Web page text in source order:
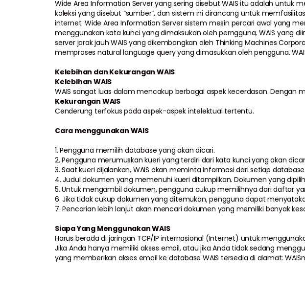
Wide Area Information Server yang sering disebut WAIS itu adalah
koleksi yang disebut “sumber”, dan sistem ini dirancang untuk
internet. Wide Area Information Server sistem mesin percari awal yang
menggunakan kata kunci yang dimaksukan oleh perngguna, WAIS yang
server jarak jauh WAIS yang dikembangkan oleh Thinking Machines
memproses natural language query yang dimasukkan oleh pengguna.
Kelebihan dan Kekurangan WAIS
Kelebihan WAIS
WAIS sangat luas dalam mencakup berbagai aspek kecerdasan. Dengan
Kekurangan WAIS
Cenderung terfokus pada aspek-aspek intelektual tertentu.
Cara menggunakan WAIS
1. Pengguna memilih database yang akan dicari.
2. Pengguna merumuskan kueri yang terdiri dari kata kunci yang akan
3. Saat kueri dijalankan, WAIS akan meminta informasi dari setiap
4. Judul dokumen yang memenuhi kueri ditampilkan. Dokumen yang
5. Untuk mengambil dokumen, pengguna cukup memilihnya dari daftar
6. Jika tidak cukup dokumen yang ditemukan, pengguna dapat
7. Pencarian lebih lanjut akan mencari dokumen yang memiliki banyak
Siapa Yang Menggunakan WAIS
Harus berada di jaringan TCP/IP internasional (Internet) untuk
Jika Anda hanya memiliki akses email, atau jika Anda tidak sedang
yang memberikan akses email ke database WAIS tersedia di alamat: